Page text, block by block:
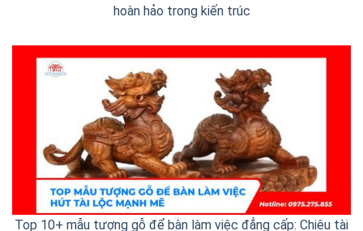
hoàn hảo trong kiến trúc
Top 10+ mẫu tượng gỗ để bàn làm việc đẳng cấp: Chiêu tài